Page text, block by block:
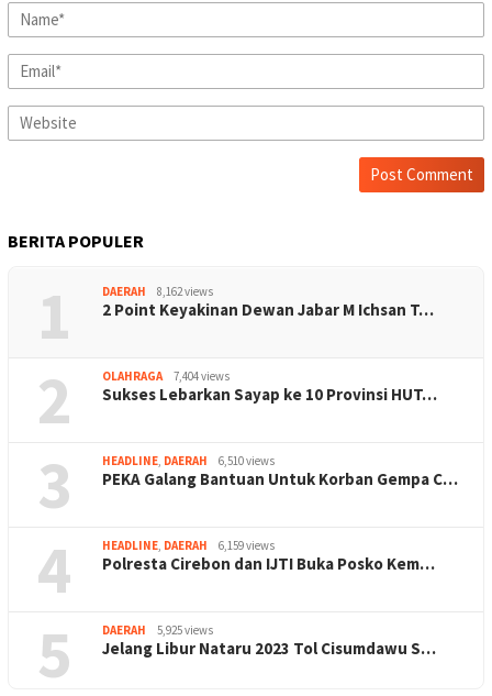
BERITA POPULER
1 DAERAH 8,162 views
2 Point Keyakinan Dewan Jabar M Ichsan T…
2 OLAHRAGA 7,404 views
Sukses Lebarkan Sayap ke 10 Provinsi HUT…
3 HEADLINE DAERAH 6,510 views
PEKA Galang Bantuan Untuk Korban Gempa C…
4 HEADLINE DAERAH 6,159 views
Polresta Cirebon dan IJTI Buka Posko Kem…
5 DAERAH 5,925 views
Jelang Libur Nataru 2023 Tol Cisumdawu S…